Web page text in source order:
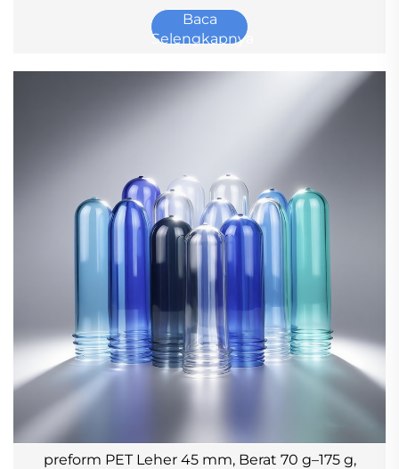
Baca
Selengkapnya
preform PET Leher 45 mm, Berat 70 g–175 g,